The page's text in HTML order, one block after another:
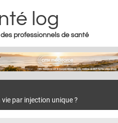
navigation
log
professionnels de santé
par injection unique ?